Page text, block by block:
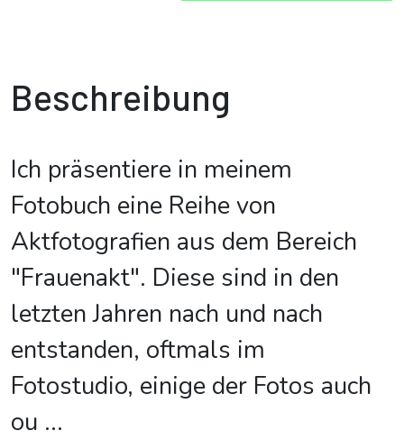
Beschreibung
Ich präsentiere in meinem
Fotobuch eine Reihe von
Aktfotografien aus dem Bereich
"Frauenakt". Diese sind in den
letzten Jahren nach und nach
entstanden, oftmals im
Fotostudio, einige der Fotos auch
ou ...